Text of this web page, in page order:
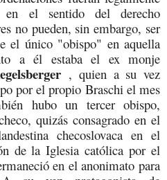
en el sentido del derecho
no pueden, sin embargo, ser
el único "obispo" en aquella
a él estaba el ex monje
, quien a su vez
por el propio Braschi el mes
hubo un tercer obispo,
quizás consagrado en el
checoslovaca en el
de la Iglesia católica por el
en el anonimato para